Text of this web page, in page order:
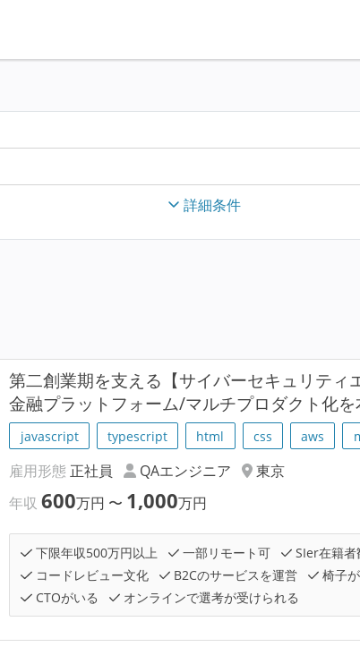
詳細条件
第二創業期を支える【サイバーセキュリティ
金融プラットフォーム/マルチプロダクト化を
javascript typescript html css aws
雇用形態 正社員 QAエンジニア
東京
年収600万円 〜 1,000万円
下限年収500万円以上 一部リモート可 SIer在籍者
コードレビュー文化
B2Cのサービスを運営 椅子
CTOがいる
オンラインで選考が受けられる